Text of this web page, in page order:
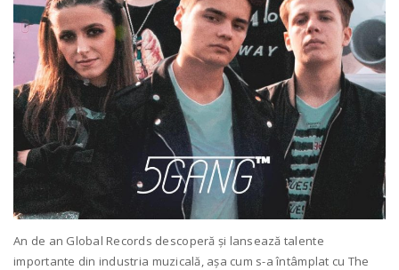
An de an Global Records descoperă și lansează talente
importante din industria muzicală, aşa cum s-a întâmplat cu The